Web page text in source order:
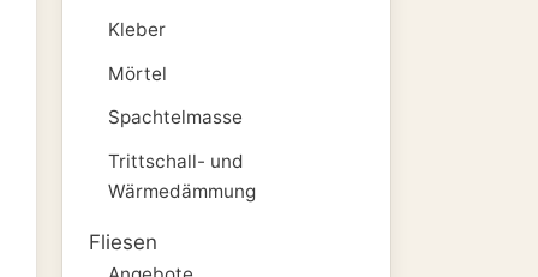
Kleber
Mörtel
Spachtelmasse
Trittschall- und
Wärmedämmung
Fliesen